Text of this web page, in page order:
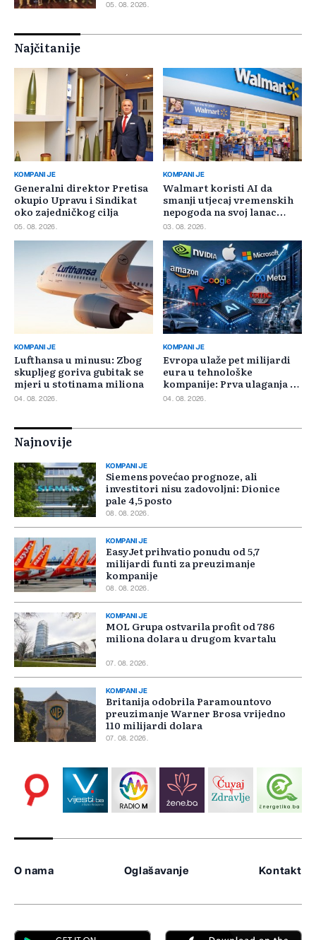
05. 08. 2026.
Najčitanije
KOMPANIJE
Generalni direktor Pretisa
okupio Upravu i Sindikat
oko zajedničkog cilja
05. 08. 2026.
KOMPANIJE
Walmart koristi AI da
smanji utjecaj vremenskih
nepogoda na svoj lanac
snabdijevanja
03. 08. 2026.
KOMPANIJE
Lufthansa u minusu: Zbog
skupljeg goriva gubitak se
mjeri u stotinama miliona
04. 08. 2026.
KOMPANIJE
Evropa ulaže pet milijardi
eura u tehnološke
kompanije: Prva ulaganja na
jesen
04. 08. 2026.
Najnovije
KOMPANIJE
Siemens povećao prognoze, ali
investitori nisu zadovoljni: Dionice
pale 4,5 posto
08. 08. 2026.
KOMPANIJE
EasyJet prihvatio ponudu od 5,7
milijardi funti za preuzimanje
kompanije
08. 08. 2026.
KOMPANIJE
MOL Grupa ostvarila profit od 786
miliona dolara u drugom kvartalu
07. 08. 2026.
KOMPANIJE
Britanija odobrila Paramountovo
preuzimanje Warner Brosa vrijedno
110 milijardi dolara
07. 08. 2026.
O nama Oglašavanje Kontakt